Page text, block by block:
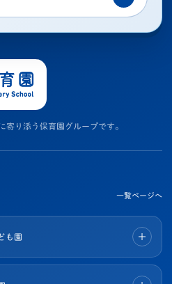
寄り添う保育園グループです。
一覧ページへ
も園